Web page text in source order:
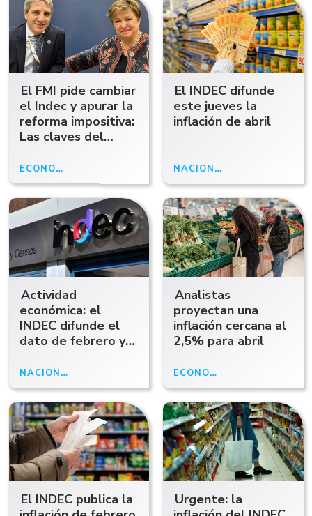
El FMI pide cambiar
el Indec y apurar la
reforma impositiva:
Las claves del
ECONOMÍA
El INDEC difunde
este jueves la
inflación de abril
NACIONALES
Actividad
económica: el
INDEC difunde el
dato de febrero y
primer bimestre
NACIONALES
Analistas
proyectan una
inflación cercana al
2,5% para abril
ECONOMÍA
El INDEC publica la
Urgente: la